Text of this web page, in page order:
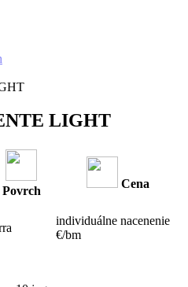
LIGHT
Povrch
Cena
individuálne nacenenie
€/bm